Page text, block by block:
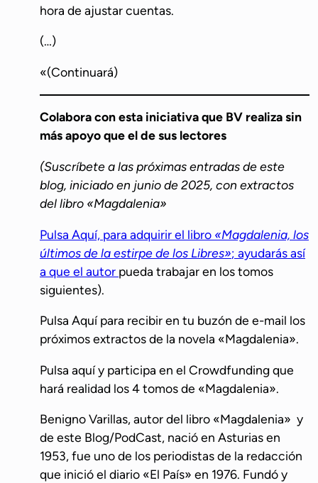
hora de ajustar cuentas.
(…)
«(Continuará)
Colabora con esta iniciativa que BV realiza sin
más apoyo que el de sus lectores
(Suscríbete a las próximas entradas de este
blog, iniciado en junio de 2025, con extractos
del libro «Magdalenia»
Pulsa Aquí, para adquirir el libro «Magdalenia, los
últimos de la estirpe de los Libres»; ayudarás así
a que el autor pueda trabajar en los tomos
siguientes).
Pulsa Aquí para recibir en tu buzón de e-mail los
próximos extractos de la novela «Magdalenia».
Pulsa aquí y participa en el Crowdfunding que
hará realidad los 4 tomos de «Magdalenia».
Benigno Varillas, autor del libro «Magdalenia» y
de este Blog/PodCast, nació en Asturias en
1953, fue uno de los periodistas de la redacción
que inició el diario «El País» en 1976. Fundó y